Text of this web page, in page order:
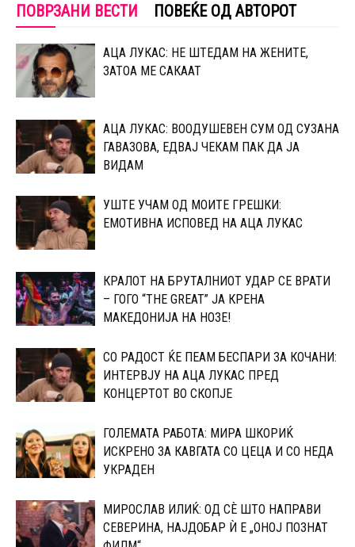
ПОВРЗАНИ ВЕСТИ ПОВЕЌЕ ОД АВТОРОТ
АЦА ЛУКАС: НЕ ШТЕДАМ НА ЖЕНИТЕ,
ЗАТОА МЕ САКААТ
АЦА ЛУКАС: ВООДУШЕВЕН СУМ ОД СУЗАНА
ГАВАЗОВА, ЕДВАЈ ЧЕКАМ ПАК ДА ЈА
ВИДАМ
УШТЕ УЧАМ ОД МОИТЕ ГРЕШКИ:
ЕМОТИВНА ИСПОВЕД НА АЦА ЛУКАС
КРАЛОТ НА БРУТАЛНИОТ УДАР СЕ ВРАТИ
– ГОГО “THE GREAT” ЈА КРЕНА
МАКЕДОНИЈА НА НОЗЕ!
СО РАДОСТ ЌЕ ПЕАМ БЕСПАРИ ЗА КОЧАНИ:
ИНТЕРВЈУ НА АЦА ЛУКАС ПРЕД
КОНЦЕРТОТ ВО СКОПЈЕ
ГОЛЕМАТА РАБОТА: МИРА ШКОРИЌ
ИСКРЕНО ЗА КАВГАТА СО ЦЕЦА И СО НЕДА
УКРАДЕН
МИРОСЛАВ ИЛИЌ: ОД СÈ ШТО НАПРАВИ
СЕВЕРИНА, НАЈДОБАР Ѝ Е „ОНОЈ ПОЗНАТ